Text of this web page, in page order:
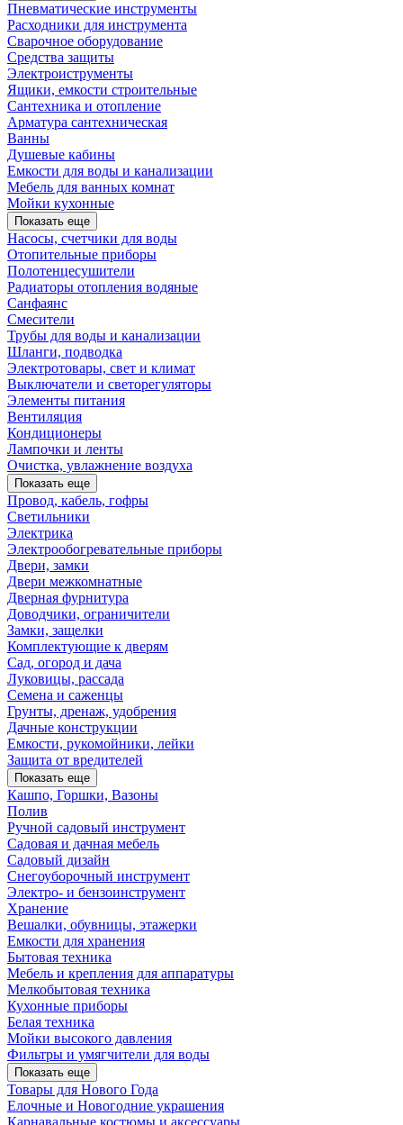
Пневматические инструменты
Расходники для инструмента
Сварочное оборудование
Средства защиты
Электроиструменты
Ящики, емкости строительные
Сантехника и отопление
Арматура сантехническая
Ванны
Душевые кабины
Емкости для воды и канализации
Мебель для ванных комнат
Мойки кухонные
Показать еще
Насосы, счетчики для воды
Отопительные приборы
Полотенцесушители
Радиаторы отопления водяные
Санфаянс
Смесители
Трубы для воды и канализации
Шланги, подводка
Электротовары, свет и климат
Выключатели и светорегуляторы
Элементы питания
Вентиляция
Кондиционеры
Лампочки и ленты
Очистка, увлажнение воздуха
Показать еще
Провод, кабель, гофры
Светильники
Электрика
Электрообогревательные приборы
Двери, замки
Двери межкомнатные
Дверная фурнитура
Доводчики, ограничители
Замки, защелки
Комплектующие к дверям
Сад, огород и дача
Луковицы, рассада
Семена и саженцы
Грунты, дренаж, удобрения
Дачные конструкции
Емкости, рукомойники, лейки
Защита от вредителей
Показать еще
Кашпо, Горшки, Вазоны
Полив
Ручной садовый инструмент
Садовая и дачная мебель
Садовый дизайн
Снегоуборочный инструмент
Электро- и бензоинструмент
Хранение
Вешалки, обувницы, этажерки
Емкости для хранения
Бытовая техника
Мебель и крепления для аппаратуры
Мелкобытовая техника
Кухонные приборы
Белая техника
Мойки высокого давления
Фильтры и умягчители для воды
Показать еще
Товары для Нового Года
Елочные и Новогодние украшения
Карнавальные костюмы и аксессуары